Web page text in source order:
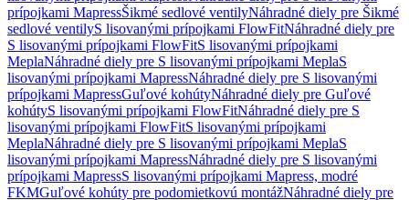
prípojkami MapressŠikmé sedlové ventilyNáhradné diely pre Šikmé
sedlové ventilyS lisovanými prípojkami FlowFitNáhradné diely pre
S lisovanými prípojkami FlowFitS lisovanými prípojkami
MeplaNáhradné diely pre S lisovanými prípojkami MeplaS
lisovanými prípojkami MapressNáhradné diely pre S lisovanými
prípojkami MapressGuľové kohútyNáhradné diely pre Guľové
kohútyS lisovanými prípojkami FlowFitNáhradné diely pre S
lisovanými prípojkami FlowFitS lisovanými prípojkami
MeplaNáhradné diely pre S lisovanými prípojkami MeplaS
lisovanými prípojkami MapressNáhradné diely pre S lisovanými
prípojkami MapressS lisovanými prípojkami Mapress, modré
FKMGuľové kohúty pre podomietkovú montážNáhradné diely pre